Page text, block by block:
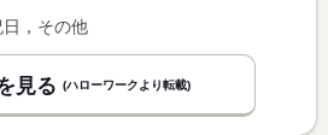
，その他
見る (ハローワークより転載)